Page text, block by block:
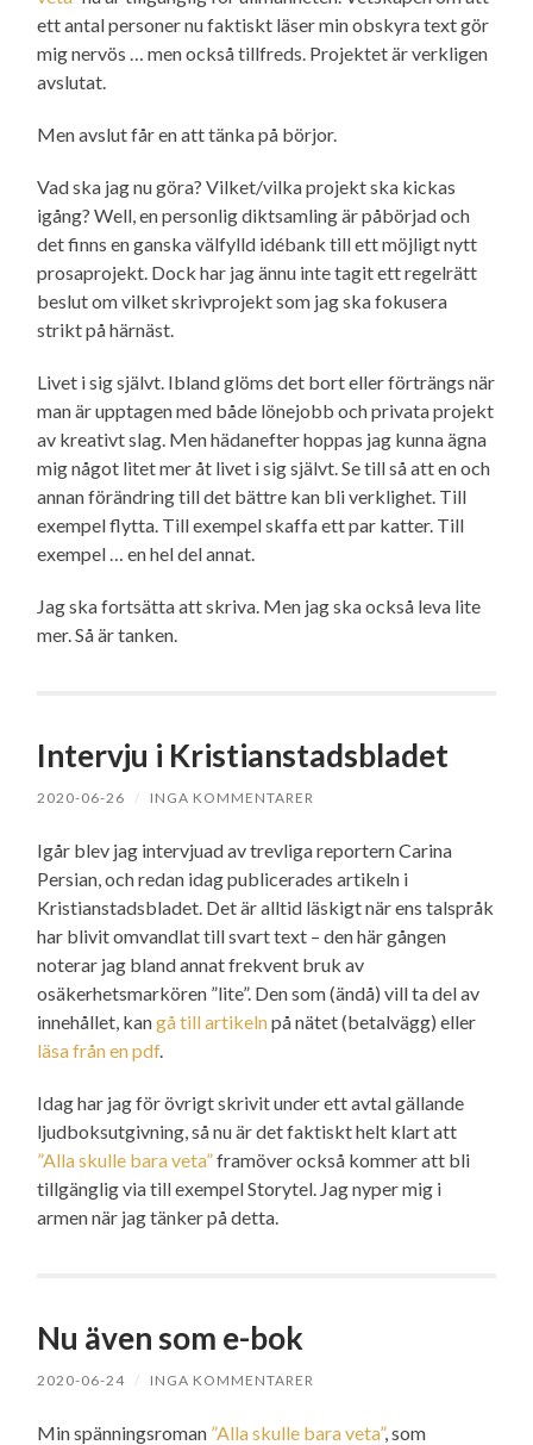
ett antal personer nu faktiskt läser min obskyra text gör
mig nervös … men också tillfreds. Projektet är verkligen
avslutat.
Men avslut får en att tänka på börjor.
Vad ska jag nu göra? Vilket/vilka projekt ska kickas
igång? Well, en personlig diktsamling är påbörjad och
det finns en ganska välfylld idébank till ett möjligt nytt
prosaprojekt. Dock har jag ännu inte tagit ett regelrätt
beslut om vilket skriv­projekt som jag ska fokusera
strikt på härnäst.
Livet i sig självt. Ibland glöms det bort eller förträngs när
man är upptagen med både lönejobb och privata projekt
av kreativt slag. Men hädanefter hoppas jag kunna ägna
mig något litet mer åt livet i sig självt. Se till så att en och
annan förändring till det bättre kan bli verklighet. Till
exempel flytta. Till exempel skaffa ett par katter. Till
exempel … en hel del annat.
Jag ska fortsätta att skriva. Men jag ska också leva lite
mer. Så är tanken.
Intervju i Kristianstadsbladet
2020-06-26 / INGA KOMMENTARER
Igår blev jag intervjuad av trevliga reportern Carina
Persian, och redan idag publicerades artikeln i
Kristianstadsbladet. Det är alltid läskigt när ens talspråk
har blivit omvandlat till svart text – den här gången
noterar jag bland annat frekvent bruk av
osäkerhetsmarkören ”lite”. Den som (ändå) vill ta del av
innehållet, kangå till artikelnpå nätet (betalvägg) eller
läsa från en pdf.
Idag har jag för övrigt skrivit under ett avtal gällande
ljudboksutgivning, så nu är det faktiskt helt klart att
”Alla skulle bara veta”framöver också kommer att bli
tillgänglig via till exempel Storytel. Jag nyper mig i
armen när jag tänker på detta.
Nu även som e-bok
2020-06-24 / INGA KOMMENTARER
Min spänningsroman ”Alla skulle bara veta”, som